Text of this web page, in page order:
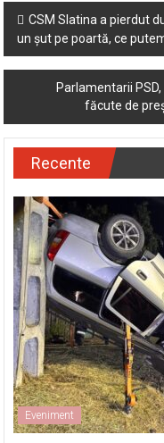
Post
navigation
CSM Slatina a pierdut
un șut pe poartă, ce
Parlamentarii
făcute de
Recente
Eveniment